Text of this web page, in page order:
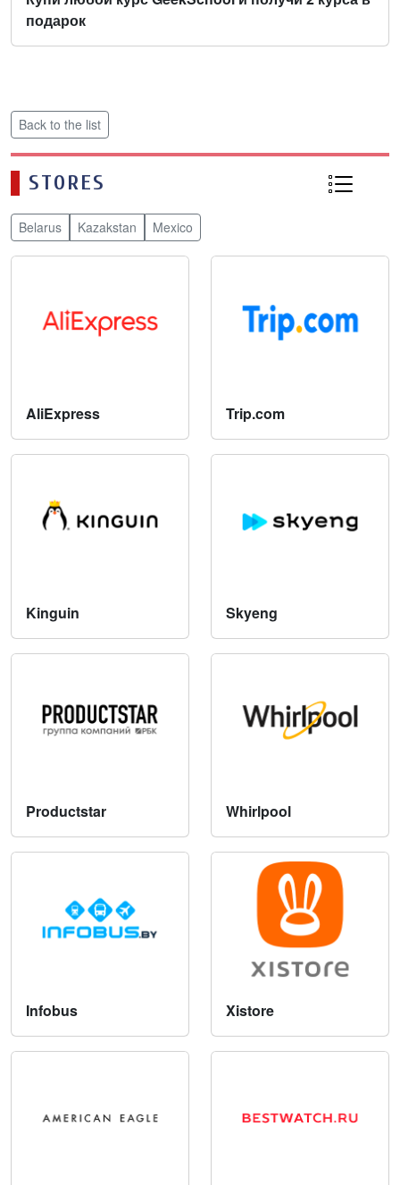
подарок
Back to the list
STORES
Belarus Kazakstan Mexico
AliExpress Trip.com
Kinguin Skyeng
Productstar Whirlpool
Infobus Xistore